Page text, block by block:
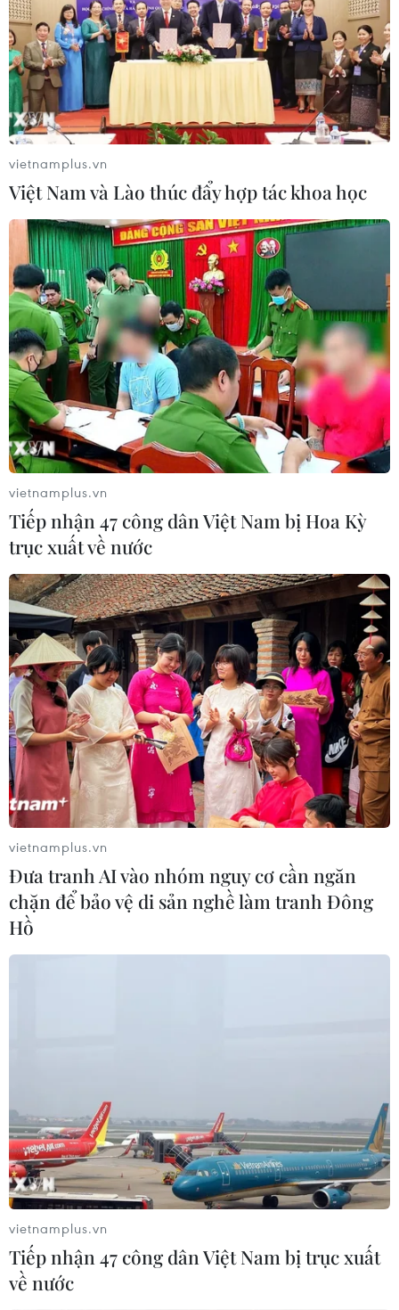
vietnamplus.vn
Việt Nam và Lào thúc đẩy hợp tác khoa học
vietnamplus.vn
Tiếp nhận 47 công dân Việt Nam bị Hoa Kỳ
trục xuất về nước
vietnamplus.vn
Đưa tranh AI vào nhóm nguy cơ cần ngăn
chặn để bảo vệ di sản nghề làm tranh Đông
Hồ
vietnamplus.vn
Tiếp nhận 47 công dân Việt Nam bị trục xuất
về nước